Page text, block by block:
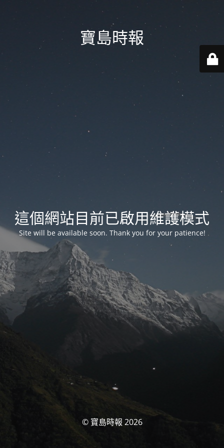
寶島時報
這個網站目前已啟用維護模式
Site will be available soon. Thank you for your patience!
© 寶島時報 2026